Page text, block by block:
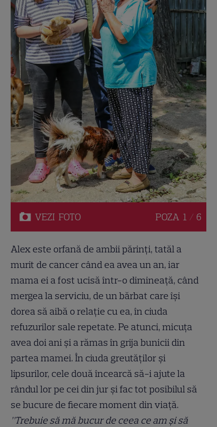
VEZI FOTO POZA 1 / 6
Alex este orfană de ambii părinți, tatăl a
murit de cancer când ea avea un an, iar
mama ei a fost ucisă într-o dimineață, când
mergea la serviciu, de un bărbat care își
dorea să aibă o relație cu ea, în ciuda
refuzurilor sale repetate. Pe atunci, micuța
avea doi ani și a rămas în grija bunicii din
partea mamei. În ciuda greutăților și
lipsurilor, cele două încearcă să-i ajute la
rândul lor pe cei din jur și fac tot posibilul să
se bucure de fiecare moment din viață.
”Trebuie să mă bucur de ceea ce am și să